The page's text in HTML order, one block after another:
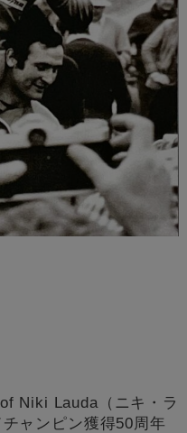
Niki Lauda（ニキ・ラ
ャンピン獲得50周年